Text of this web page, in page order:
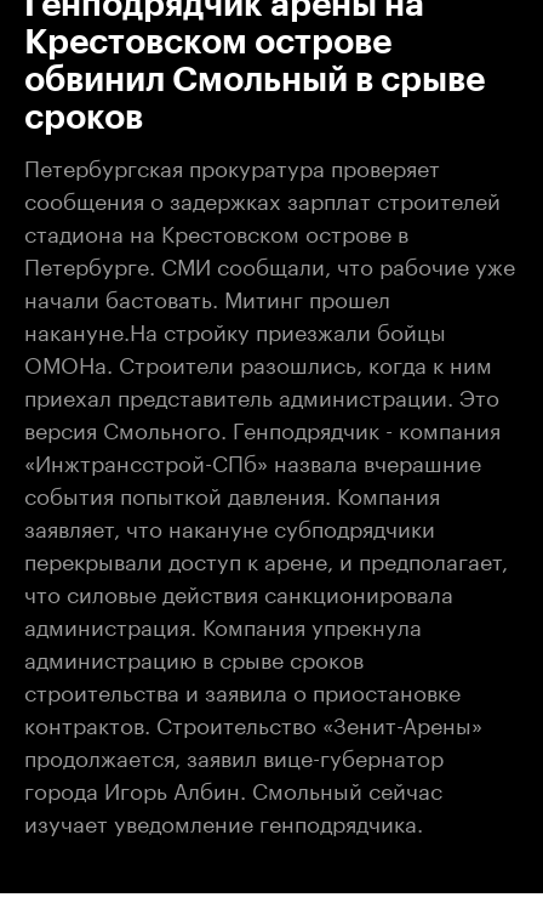
Крестовском острове
обвинил Смольный в срыве
сроков
Петербургская прокуратура проверяет
сообщения о задержках зарплат строителей
стадиона на Крестовском острове в
Петербурге. СМИ сообщали, что рабочие уже
начали бастовать. Митинг прошел
накануне.На стройку приезжали бойцы
ОМОНа. Строители разошлись, когда к ним
приехал представитель администрации. Это
версия Смольного. Генподрядчик - компания
«Инжтрансстрой-СПб» назвала вчерашние
события попыткой давления. Компания
заявляет, что накануне субподрядчики
перекрывали доступ к арене, и предполагает,
что силовые действия санкционировала
администрация. Компания упрекнула
администрацию в срыве сроков
строительства и заявила о приостановке
контрактов. Строительство «Зенит-Арены»
продолжается, заявил вице-губернатор
города Игорь Албин. Смольный сейчас
изучает уведомление генподрядчика.